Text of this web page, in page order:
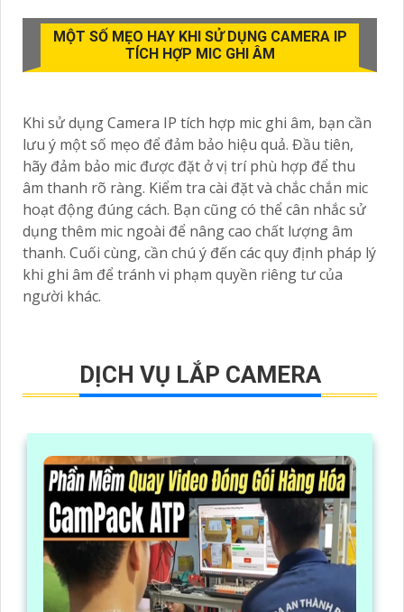
MỘT SỐ MẸO HAY KHI SỬ DỤNG CAMERA IP
TÍCH HỢP MIC GHI ÂM
Khi sử dụng Camera IP tích hợp mic ghi âm, bạn cần
lưu ý một số mẹo để đảm bảo hiệu quả. Đầu tiên,
hãy đảm bảo mic được đặt ở vị trí phù hợp để thu
âm thanh rõ ràng. Kiểm tra cài đặt và chắc chắn mic
hoạt động đúng cách. Bạn cũng có thể cân nhắc sử
dụng thêm mic ngoài để nâng cao chất lượng âm
thanh. Cuối cùng, cần chú ý đến các quy định pháp lý
khi ghi âm để tránh vi phạm quyền riêng tư của
người khác.
DỊCH VỤ LẮP CAMERA